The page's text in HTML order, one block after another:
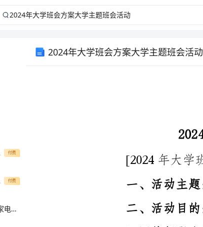
付费
付费
2024年广西壮族钦州市国家电网招聘之机械动力类考试题库及答案（必刷）
2024年大学班会方案大学主题班会活动
二、活动目的：